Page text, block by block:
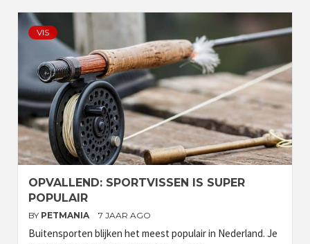
VIS
OPVALLEND: SPORTVISSEN IS SUPER
POPULAIR
BY PETMANIA 7 JAAR AGO
Buitensporten blijken het meest populair in Nederland. Je